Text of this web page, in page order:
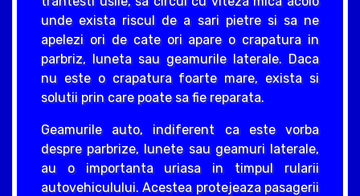
unde exista riscul de a sari pietre si sa ne
apelezi ori de cate ori apare o crapatura in
parbriz, luneta sau geamurile laterale. Daca
nu este o crapatura foarte mare, exista si
solutii prin care poate sa fie reparata.
Geamurile auto, indiferent ca este vorba
despre parbrize, lunete sau geamuri laterale,
au o importanta uriasa in timpul rularii
autovehiculului. Acestea protejeaza pasagerii